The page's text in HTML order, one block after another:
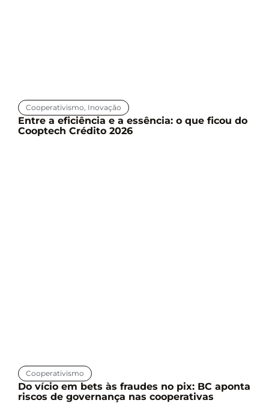
Cooperativismo, Inovação
Entre a eficiência e a essência: o que ficou do
Cooptech Crédito 2026
Cooperativismo
Do vício em bets às fraudes no pix: BC aponta
riscos de governança nas cooperativas